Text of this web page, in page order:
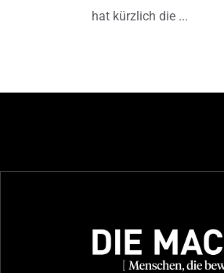
hat kürzlich die